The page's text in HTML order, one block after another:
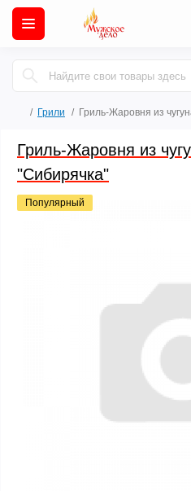
Грили Гриль-Жаровня из
Гриль-Жаровня из
"Сибирячка"
Популярный